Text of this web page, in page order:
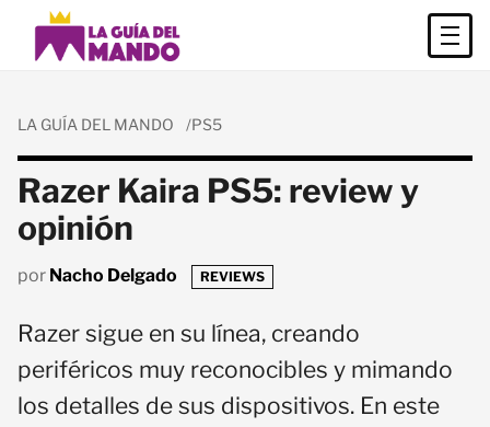
LA GUÍA DEL MANDO PS5
Razer Kaira PS5: review y
opinión
por Nacho Delgado REVIEWS
Razer sigue en su línea, creando
periféricos muy reconocibles y mimando
los detalles de sus dispositivos. En este